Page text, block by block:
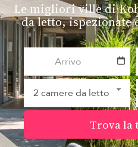
Le migliori ville di
da letto, ispezionate
Trova la